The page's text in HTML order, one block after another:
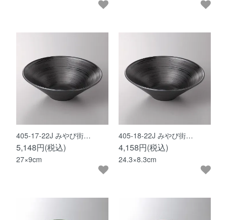
405-17-22J みやび街…
5,148円(税込)
27×9cm
405-18-22J みやび街…
4,158円(税込)
24.3×8.3cm